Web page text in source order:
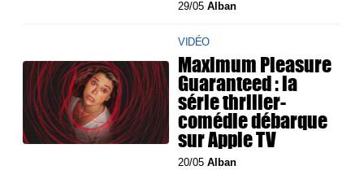
29/05Alban
VIDÉO
Maximum Pleasure
Guaranteed : la
série thriller-
comédie débarque
sur Apple TV
20/05Alban